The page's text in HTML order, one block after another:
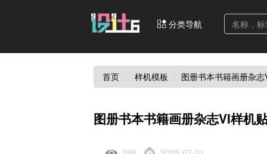
分类导航
首页 样机模板 图册书本书籍画册杂
图册书本书籍画册杂志VI样机